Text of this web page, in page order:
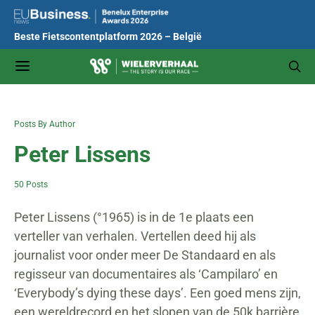
Beste Fietscontentplatform 2026 – België
Posts By Author
Peter Lissens
50 Posts
Peter Lissens (°1965) is in de 1e plaats een
verteller van verhalen. Vertellen deed hij als
journalist voor onder meer De Standaard en als
regisseur van documentaires als ‘Campilaro’ en
‘Everybody’s dying these days’. Een goed mens zijn,
een wereldrecord en het slopen van de 50k barrière